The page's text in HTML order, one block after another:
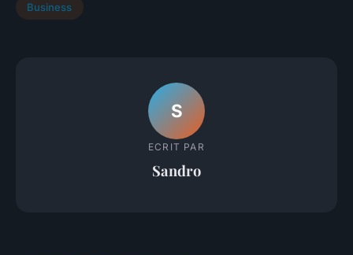
Business
S
ECRIT PAR
Sandro